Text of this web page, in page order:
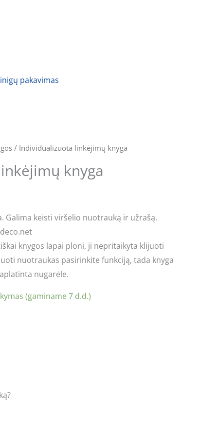
pakavimas
/ Individualizuota linkėjimų knyga
knyga
Galima keisti viršelio nuotrauką ir užrašą.
knygos lapai ploni, ji nepritaikyta klijuoti
nuotraukas pasirinkite funkciją, tada knyga
nugarėle.
(gaminame 7 d.d.)